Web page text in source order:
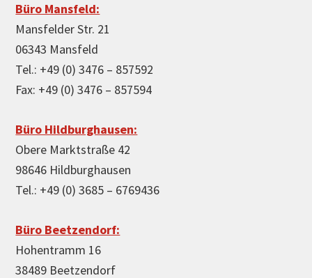
Büro Mansfeld:
Mansfelder Str. 21
06343 Mansfeld
Tel.: +49 (0) 3476 – 857592
Fax: +49 (0) 3476 – 857594
Büro Hildburghausen:
Obere Marktstraße 42
98646 Hildburghausen
Tel.: +49 (0) 3685 – 6769436
Büro Beetzendorf:
Hohentramm 16
38489 Beetzendorf